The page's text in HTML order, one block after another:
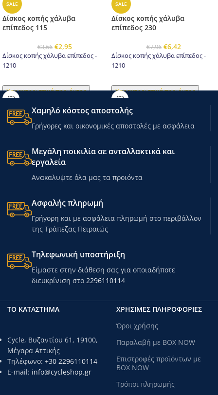
SALE
Δίσκος κοπής χάλυβα
επίπεδος 115
€3,66 €2,95
Δίσκος κοπής χάλυβα επίπεδος -
1210
Χαρακτηριστικά προιόντος
SALE
Δίσκος κοπής χάλυβα
επίπεδος 230
€7,96 €6,42
Δίσκος κοπής χάλυβα επίπεδος -
1210
Χαρακτηριστικά προιόντος
Χαμηλό κόστος αποστολής
Γρήγορες και οικονομικές αποστολές με ασφάλεια
Μεγάλη ποικιλία σε ανταλλακτικά και
εργαλεία
Ανακαλυψτε όλα μας τα προιόντα
Ασφαλής πληρωμή
Γρήγορη και με ασφάλεια πληρωμή στο περιβάλλον
της Τράπεζας Πειραιώς
Τηλεφωνική υποστήριξη
Είμαστε στην διάθεση σας για οποιαδήποτε
διευκρίνιση στο 2296110114
ΤΟ ΚΑΤΑΣΤΗΜΑ
Cycle, Βυζαντίου 61, 19100,
Μέγαρα Αττικής
Τηλέφωνο: +30 2296110114
E-mail: info@cycleshop.gr
ΧΡΗΣΙΜΕΣ ΠΛΗΡΟΦΟΡΙΕΣ
Όροι χρήσης
Παραλαβή με BOX NOW
Επιστροφές προϊόντων με
BOX NOW
Τρόποι πληρωμής